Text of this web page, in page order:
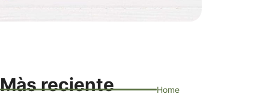
Màs reciente Home